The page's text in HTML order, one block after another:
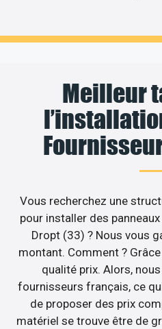
Meilleur
Vous recherchez une
pour installer des
Dropt (33) ? Nous vous
montant. Comment ?
qualité prix. Alors,
fournisseurs français, ce
de proposer des prix
matériel se trouve être de